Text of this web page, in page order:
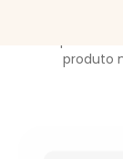
da família
produto